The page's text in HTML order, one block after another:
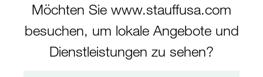
Möchten Sie www.stauffusa.com
besuchen, um lokale Angebote und
Dienstleistungen zu sehen?
Schellenkörper Gr. 4D Ø25,4mm
Doppel-Baureihe Polypropylen gerippt,
mit Vorspannung DIN 3015